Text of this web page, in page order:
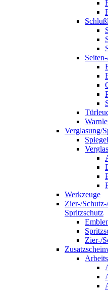
Verglasung/
Spiegel
Werkzeuge
Zier-/
Spritzschutz
Zier-/